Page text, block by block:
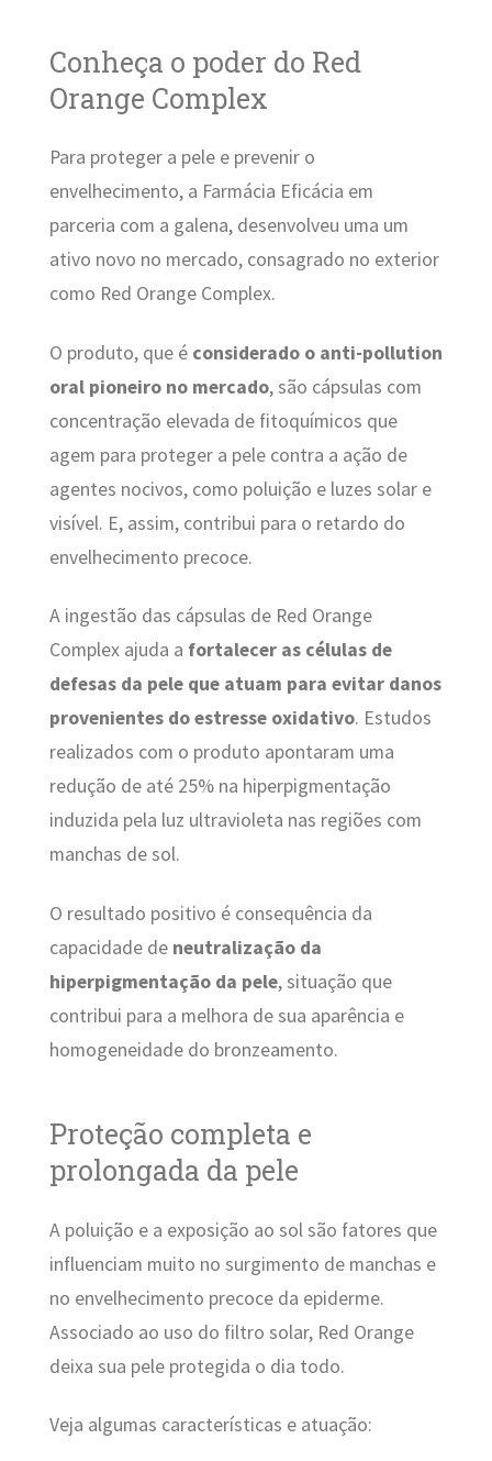
Conheça o poder do Red
Orange Complex
Para proteger a pele e prevenir o
envelhecimento, a Farmácia Eficácia em
parceria com a galena, desenvolveu uma um
ativo novo no mercado, consagrado no exterior
como Red Orange Complex.
O produto, que é considerado o anti-pollution
oral pioneiro no mercado, são cápsulas com
concentração elevada de fitoquímicos que
agem para proteger a pele contra a ação de
agentes nocivos, como poluição e luzes solar e
visível. E, assim, contribui para o retardo do
envelhecimento precoce.
A ingestão das cápsulas de Red Orange
Complex ajuda a fortalecer as células de
defesas da pele que atuam para evitar danos
provenientes do estresse oxidativo. Estudos
realizados com o produto apontaram uma
redução de até 25% na hiperpigmentação
induzida pela luz ultravioleta nas regiões com
manchas de sol.
O resultado positivo é consequência da
capacidade de neutralização da
hiperpigmentação da pele, situação que
contribui para a melhora de sua aparência e
homogeneidade do bronzeamento.
Proteção completa e
prolongada da pele
A poluição e a exposição ao sol são fatores que
influenciam muito no surgimento de manchas e
no envelhecimento precoce da epiderme.
Associado ao uso do filtro solar, Red Orange
deixa sua pele protegida o dia todo.
Veja algumas características e atuação: